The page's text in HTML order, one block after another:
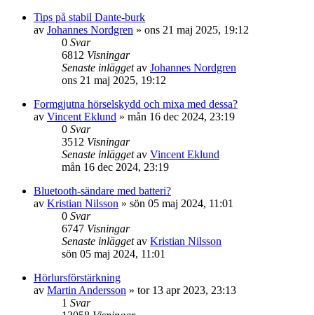
Tips på stabil Dante-burk
av Johannes Nordgren » ons 21 maj 2025, 19:12
0 Svar
6812 Visningar
Senaste inläggetav Johannes Nordgren
ons 21 maj 2025, 19:12
Formgjutna hörselskydd och mixa med dessa?
av Vincent Eklund » mån 16 dec 2024, 23:19
0 Svar
3512 Visningar
Senaste inläggetav Vincent Eklund
mån 16 dec 2024, 23:19
Bluetooth-sändare med batteri?
av Kristian Nilsson » sön 05 maj 2024, 11:01
0 Svar
6747 Visningar
Senaste inläggetav Kristian Nilsson
sön 05 maj 2024, 11:01
Hörlursförstärkning
av Martin Andersson » tor 13 apr 2023, 23:13
1 Svar